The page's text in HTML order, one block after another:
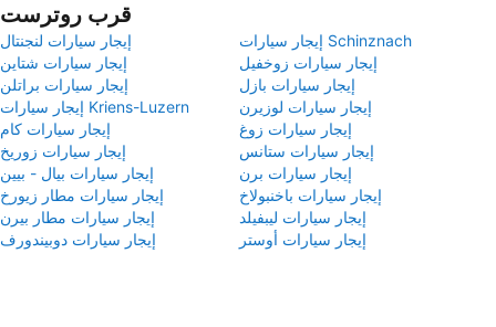
قرب روترست
إيجار سيارات لنجنتال
إيجار سيارات Schinznach
إيجار سيارات شتاين
إيجار سيارات زوخفيل
إيجار سيارات براتلن
إيجار سيارات بازل
إيجار سيارات Kriens-Luzern
إيجار سيارات لوزيرن
إيجار سيارات كام
إيجار سيارات زوغ
إيجار سيارات زوريخ
إيجار سيارات ستانس
إيجار سيارات بيال - بيين
إيجار سيارات برن
إيجار سيارات مطار زيورخ
إيجار سيارات باخنبولاخ
إيجار سيارات مطار بيرن
إيجار سيارات ليبفيلد
إيجار سيارات دوبيندورف
إيجار سيارات أوستر